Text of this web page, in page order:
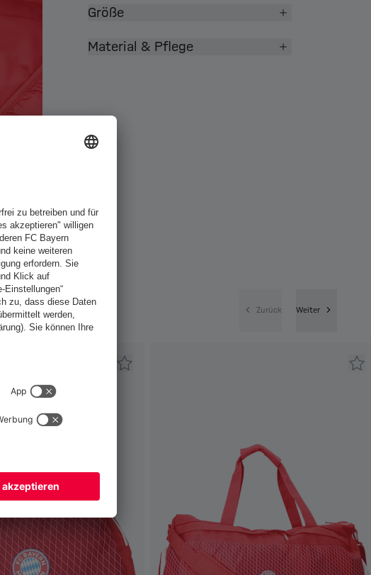
Größe
Material & Pflege
Zurück Weiter